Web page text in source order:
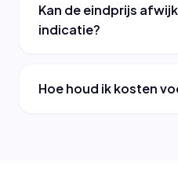
Kan de eindprijs
indicatie?
Hoe houd ik kosten